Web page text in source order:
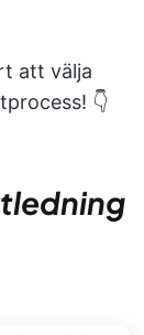
att välja
👇